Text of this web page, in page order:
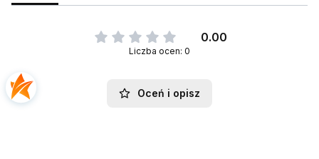
0.00
Liczba ocen: 0
Oceń i opisz